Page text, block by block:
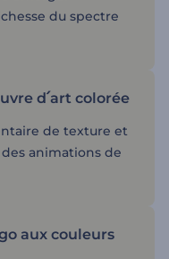
du spectre
d՛art colorée
de texture et
animations de
aux couleurs